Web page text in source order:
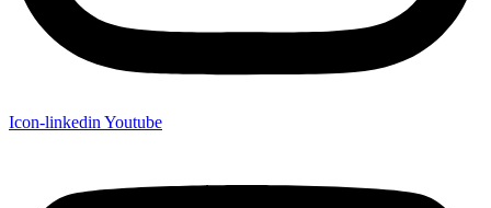
Icon-linkedin Youtube